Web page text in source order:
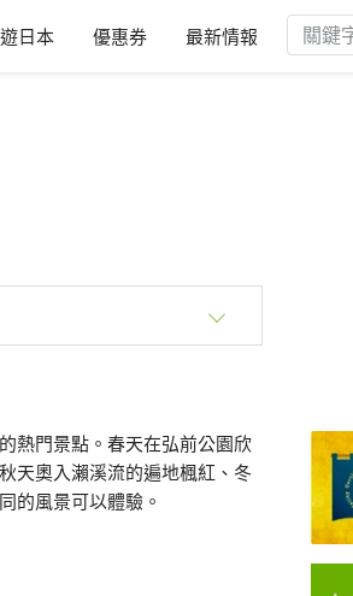
日本 優惠券 最新情報
熱門景點。春天在弘前公園欣
天奧入瀨溪流的遍地楓紅、冬
的風景可以體驗。